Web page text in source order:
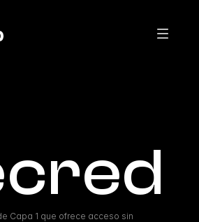
Capa 1 que ofrece acceso sin